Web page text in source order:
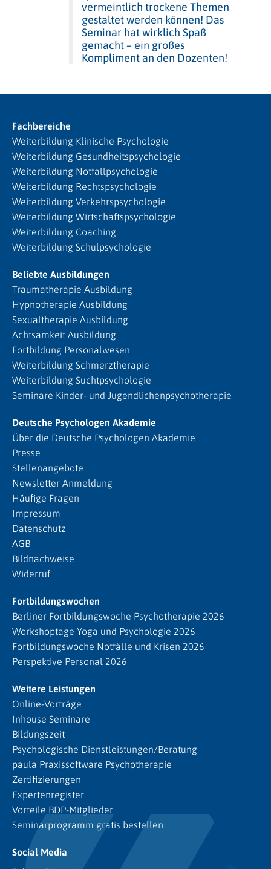
vermeintlich trockene Themen
gestaltet werden können! Das
Seminar hat wirklich Spaß
gemacht – ein großes
Kompliment an den Dozenten!
Fachbereiche
Weiterbildung Klinische Psychologie
Weiterbildung Gesundheitspsychologie
Weiterbildung Notfallpsychologie
Weiterbildung Rechtspsychologie
Weiterbildung Verkehrspsychologie
Weiterbildung Wirtschaftspsychologie
Weiterbildung Coaching
Weiterbildung Schulpsychologie
Beliebte Ausbildungen
Traumatherapie Ausbildung
Hypnotherapie Ausbildung
Sexualtherapie Ausbildung
Achtsamkeit Ausbildung
Fortbildung Personalwesen
Weiterbildung Schmerztherapie
Weiterbildung Suchtpsychologie
Seminare Kinder- und Jugendlichenpsychotherapie
Deutsche Psychologen Akademie
Über die Deutsche Psychologen Akademie
Presse
Stellenangebote
Newsletter Anmeldung
Häufige Fragen
Impressum
Datenschutz
AGB
Bildnachweise
Widerruf
Fortbildungswochen
Berliner Fortbildungswoche Psychotherapie 2026
Workshoptage Yoga und Psychologie 2026
Fortbildungswoche Notfälle und Krisen 2026
Perspektive Personal 2026
Weitere Leistungen
Online-Vorträge
Inhouse Seminare
Bildungszeit
Psychologische Dienstleistungen/Beratung
paula Praxissoftware Psychotherapie
Zertifizierungen
Expertenregister
Vorteile BDP-Mitglieder
Seminarprogramm gratis bestellen
Social Media